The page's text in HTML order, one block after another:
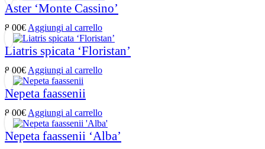
Aster ‘Monte Cassino’
8,00€ Aggiungi al carrello
Liatris spicata ‘Floristan’
8,00€ Aggiungi al carrello
Nepeta faassenii
8,00€ Aggiungi al carrello
Nepeta faassenii ‘Alba’